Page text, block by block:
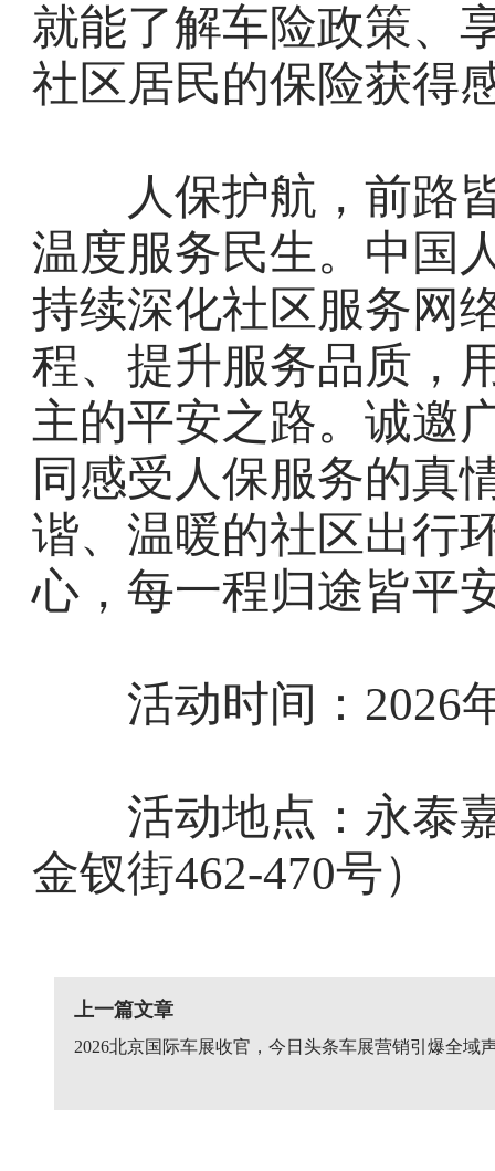
就能了解车险政策、
社区居民的保险获得
人保护航，前路皆
温度服务民生。中国
持续深化社区服务网
程、提升服务品质，
主的平安之路。诚邀
同感受人保服务的真
谐、温暖的社区出行
心，每一程归途皆平
活动时间：2026年
活动地点：永泰嘉
金钗街462-470号）
上一篇文章
2026北京国际车展收官，今日头条车展营销引爆全域